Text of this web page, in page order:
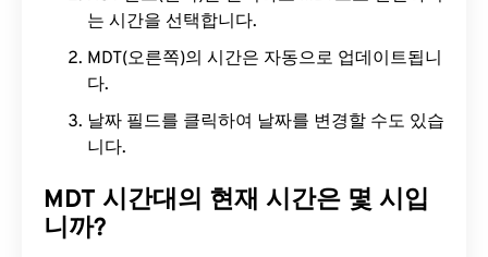
는 시간을 선택합니다.
MDT(오른쪽)의 시간은 자동으로 업데이트됩니
다.
날짜 필드를 클릭하여 날짜를 변경할 수도 있습
니다.
MDT 시간대의 현재 시간은 몇 시입
니까?